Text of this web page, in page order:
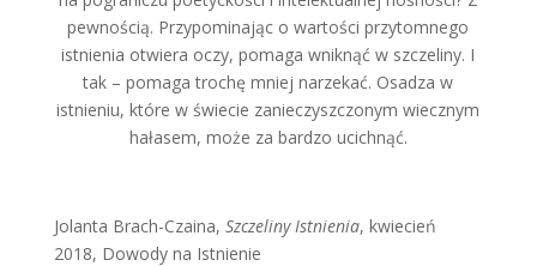
pewnością. Przypominając o wartości przytomnego
istnienia otwiera oczy, pomaga wniknąć w szczeliny. I
tak – pomaga trochę mniej narzekać. Osadza w
istnieniu, które w świecie zanieczyszczonym wiecznym
hałasem, może za bardzo ucichnąć.
Jolanta Brach-Czaina, Szczeliny Istnienia, kwiecień
2018, Dowody na Istnienie